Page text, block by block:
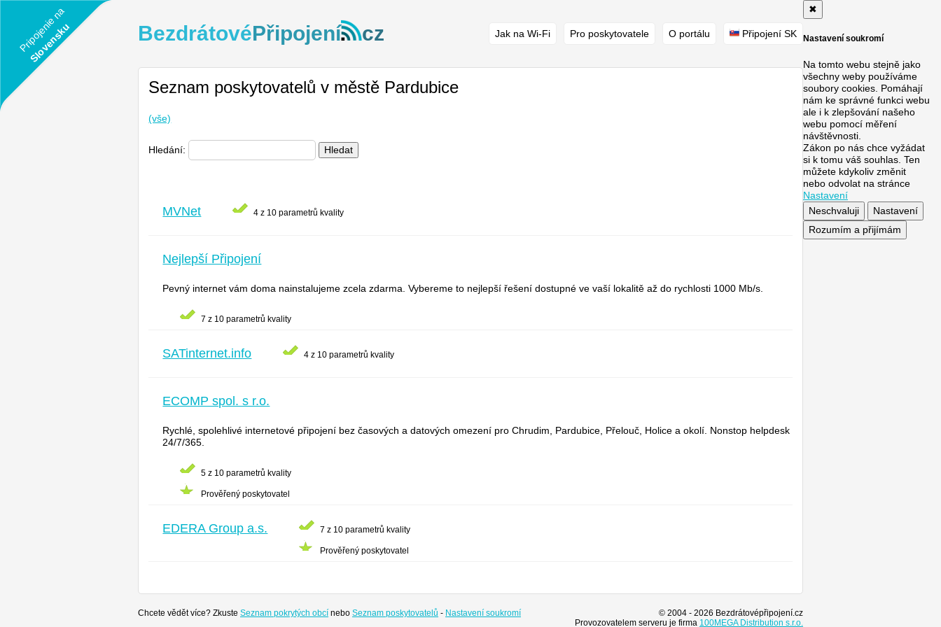
Pripojenie na
Slovensku BezdrátovéPřipojení cz Jak na Wi-Fi Pro poskytovatele O portálu Připojení SK
Seznam poskytovatelů v městě Pardubice
(vše)
Hledání: Hledat
MVNet 4 z 10 parametrů kvality
Nejlepší Připojení
Pevný internet vám doma nainstalujeme zcela zdarma. Vybereme to nejlepší řešení dostupné ve vaší lokalitě až do rychlosti 1000 Mb/s.
7 z 10 parametrů kvality
SATinternet.info 4 z 10 parametrů kvality
ECOMP spol. s r.o.
Rychlé, spolehlivé internetové připojení bez časových a datových omezení pro Chrudim, Pardubice, Přelouč, Holice a okolí. Nonstop helpdesk
24/7/365.
5 z 10 parametrů kvality
Prověřený poskytovatel
EDERA Group a.s. 7 z 10 parametrů kvality
Prověřený poskytovatel
Chcete vědět více? Zkuste Seznam pokrytých obcí nebo Seznam poskytovatelů - Nastavení soukromí
© 2004 - 2026 Bezdrátovépřipojení.cz
Provozovatelem serveru je firma 100MEGA Distribution s.r.o.
✖
Nastavení soukromí
Na tomto webu stejně jako
všechny weby používáme
soubory cookies. Pomáhají
nám ke správné funkci webu
ale i k zlepšování našeho
webu pomocí měření
návštěvnosti.
Zákon po nás chce vyžádat
si k tomu váš souhlas. Ten
můžete kdykoliv změnit
nebo odvolat na stránce
Nastavení
Neschvaluji
Nastavení
Rozumím a přijímám